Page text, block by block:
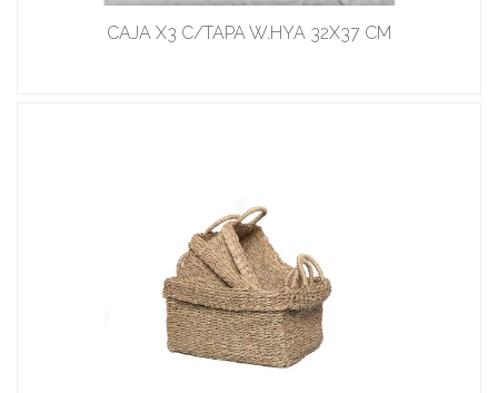
CAJA X3 C/TAPA W.HYA 32X37 CM